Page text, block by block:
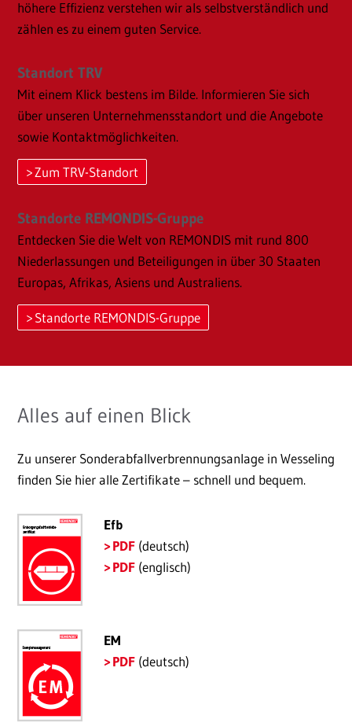
höhere Effizienz verstehen wir als selbstverständlich und
zählen es zu einem guten Service.
Standort TRV
Mit einem Klick bestens im Bilde. Informieren Sie sich
über unseren Unternehmensstandort und die Angebote
sowie Kontaktmöglichkeiten.
Zum TRV-Standort
Standorte REMONDIS-Gruppe
Entdecken Sie die Welt von REMONDIS mit rund 800
Niederlassungen und Beteiligungen in über 30 Staaten
Europas, Afrikas, Asiens und Australiens.
Standorte REMONDIS-Gruppe
Alles auf einen Blick
Zu unserer Sonderabfallverbrennungsanlage in Wesseling
finden Sie hier alle Zertifikate – schnell und bequem.
Efb
PDF(deutsch)
PDF(englisch)
EM
PDF(deutsch)